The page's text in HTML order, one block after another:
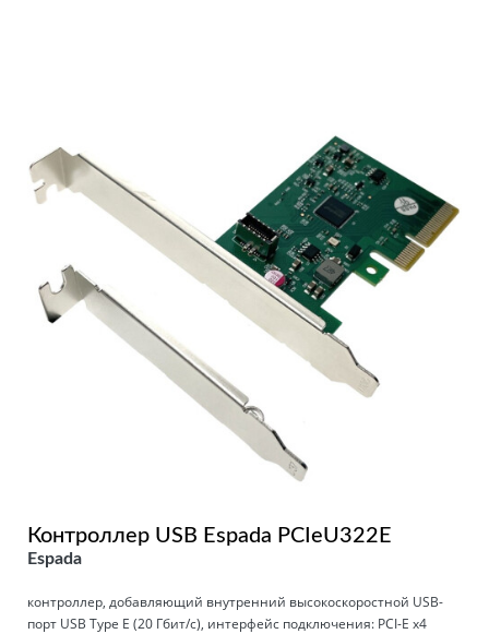
Контроллер USB Espada PCIeU322E
Espada
контроллер, добавляющий внутренний высокоскоростной USB-
порт USB Type Е (20 Гбит/с), интерфейс подключения: PCI-E x4